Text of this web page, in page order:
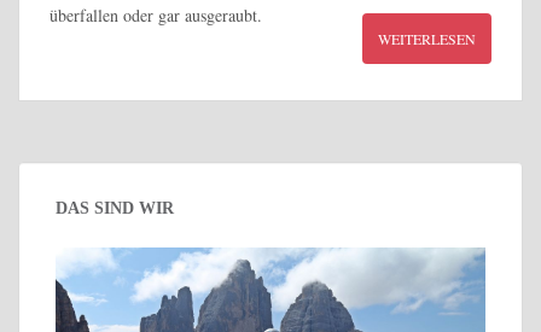
überfallen oder gar ausgeraubt.
WEITERLESEN
DAS SIND WIR